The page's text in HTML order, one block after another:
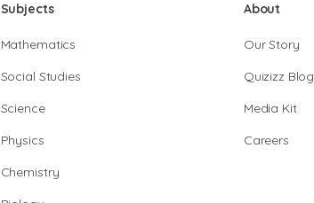
Subjects
Mathematics
Social Studies
Science
Physics
Chemistry
About
Our Story
Quizizz Blog
Media Kit
Careers